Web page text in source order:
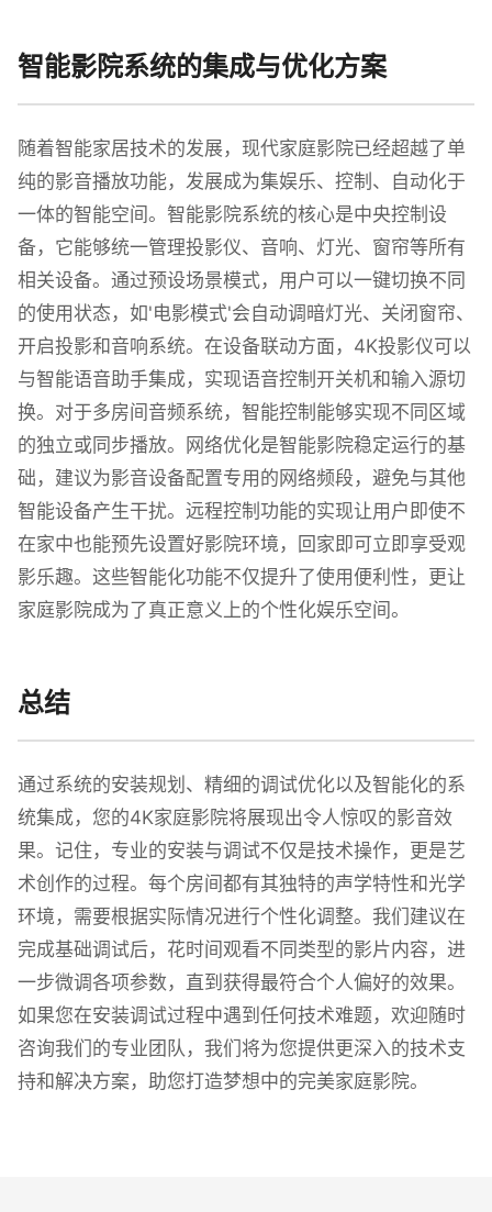
智能影院系统的集成与优化方案
随着智能家居技术的发展，现代家庭影院已经超越了单
纯的影音播放功能，发展成为集娱乐、控制、自动化于
一体的智能空间。智能影院系统的核心是中央控制设
备，它能够统一管理投影仪、音响、灯光、窗帘等所有
相关设备。通过预设场景模式，用户可以一键切换不同
的使用状态，如'电影模式'会自动调暗灯光、关闭窗帘、
开启投影和音响系统。在设备联动方面，4K投影仪可以
与智能语音助手集成，实现语音控制开关机和输入源切
换。对于多房间音频系统，智能控制能够实现不同区域
的独立或同步播放。网络优化是智能影院稳定运行的基
础，建议为影音设备配置专用的网络频段，避免与其他
智能设备产生干扰。远程控制功能的实现让用户即使不
在家中也能预先设置好影院环境，回家即可立即享受观
影乐趣。这些智能化功能不仅提升了使用便利性，更让
家庭影院成为了真正意义上的个性化娱乐空间。
总结
通过系统的安装规划、精细的调试优化以及智能化的系
统集成，您的4K家庭影院将展现出令人惊叹的影音效
果。记住，专业的安装与调试不仅是技术操作，更是艺
术创作的过程。每个房间都有其独特的声学特性和光学
环境，需要根据实际情况进行个性化调整。我们建议在
完成基础调试后，花时间观看不同类型的影片内容，进
一步微调各项参数，直到获得最符合个人偏好的效果。
如果您在安装调试过程中遇到任何技术难题，欢迎随时
咨询我们的专业团队，我们将为您提供更深入的技术支
持和解决方案，助您打造梦想中的完美家庭影院。